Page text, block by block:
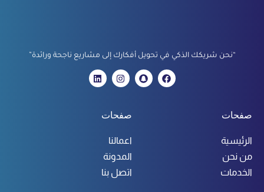
“نحن شريكك الذكي في تحويل أفكارك إلى مشاريع ناجحة ورائدة”
صفحات
الرئيسية
من نحن
الخدمات
صفحات
اعمالنا
المدونة
اتصل بنا